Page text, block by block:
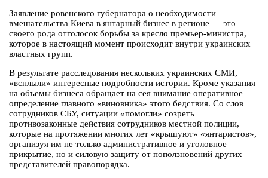
Заявление ровенского губернатора о необходимости
вмешательства Киева в янтарный бизнес в регионе — это
своего рода отголосок борьбы за кресло премьер-министра,
которое в настоящий момент происходит внутри украинских
властных групп.
В результате расследования нескольких украинских СМИ,
«всплыли» интересные подробности истории. Кроме указания
на объемы бизнеса обращает на сея внимание оперативное
определение главного «виновника» этого бедствия. Со слов
сотрудников СБУ, ситуации «помогли» созреть
противозаконные действия сотрудников местной полиции,
которые на протяжении многих лет «крышуют» «янтаристов»,
организуя им не только административное и уголовное
прикрытие, но и силовую защиту от поползновений других
представителей правопорядка.